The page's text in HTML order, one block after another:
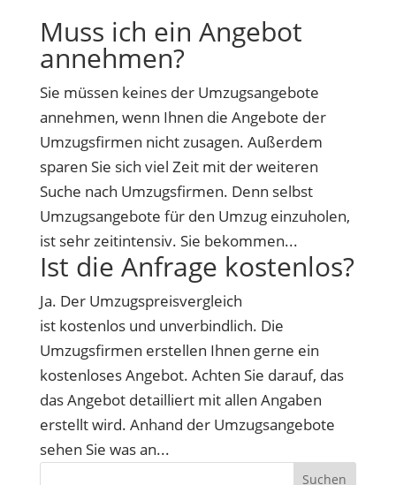
Muss ich ein Angebot
annehmen?
Sie müssen keines der Umzugsangebote
annehmen, wenn Ihnen die Angebote der
Umzugsfirmen nicht zusagen. Außerdem
sparen Sie sich viel Zeit mit der weiteren
Suche nach Umzugsfirmen. Denn selbst
Umzugsangebote für den Umzug einzuholen,
ist sehr zeitintensiv. Sie bekommen...
Ist die Anfrage kostenlos?
Ja. Der Umzugspreisvergleich
ist kostenlos und unverbindlich. Die
Umzugsfirmen erstellen Ihnen gerne ein
kostenloses Angebot. Achten Sie darauf, das
das Angebot detailliert mit allen Angaben
erstellt wird. Anhand der Umzugsangebote
sehen Sie was an...
Suchen